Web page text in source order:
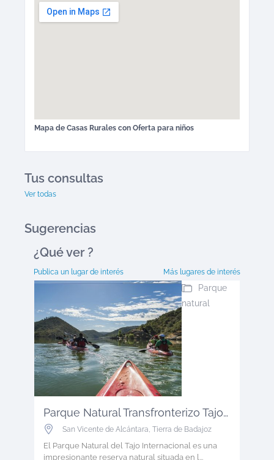
Mapa de Casas Rurales con Oferta para niños
Tus consultas
Ver todas
Sugerencias
¿Qué ver ?
Publica un lugar de interés Más lugares de interés
Parque Natural Transfronterizo Tajo ...
San Vicente de Alcántara Tierra de Badajoz
El Parque Natural del Tajo Internacional es una
impresionante reserva natural situada en l...
Parque
natural